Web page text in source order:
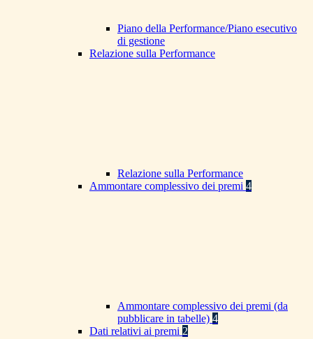
Piano della Performance/Piano esecutivo
di gestione
Relazione sulla Performance
Relazione sulla Performance
Ammontare complessivo dei premi 4
Ammontare complessivo dei premi (da
pubblicare in tabelle) 4
Dati relativi ai premi 2